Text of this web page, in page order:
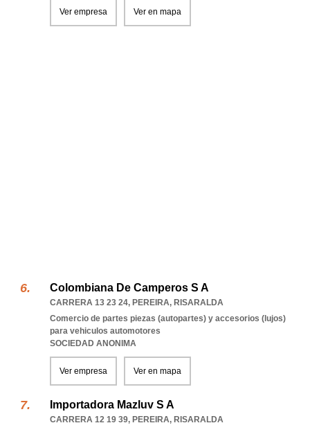
Ver empresa Ver en mapa
Colombiana De Camperos S A
CARRERA 13 23 24, PEREIRA, RISARALDA
Comercio de partes piezas (autopartes) y accesorios (lujos)
para vehiculos automotores
SOCIEDAD ANONIMA
Ver empresa Ver en mapa
Importadora Mazluv S A
CARRERA 12 19 39, PEREIRA, RISARALDA